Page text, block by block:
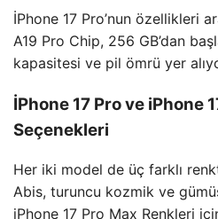
İPhone 17 Pro’nun özellikleri
A19 Pro Chip, 256 GB’dan
kapasitesi ve pil ömrü yer
İPhone 17 Pro ve iPhone
Seçenekleri
Her iki model de üç farklı
Abis, turuncu kozmik ve
iPhone 17 Pro Max Renkleri